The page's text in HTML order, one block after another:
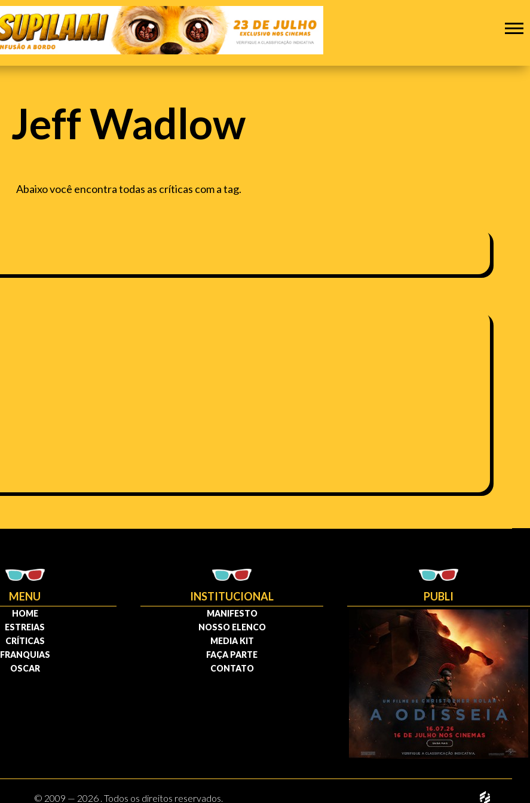
Jeff Wadlow
Abaixo você encontra todas as críticas com a tag.
MENU
HOME
ESTREIAS
CRÍTICAS
FRANQUIAS
OSCAR
INSTITUCIONAL
MANIFESTO
NOSSO ELENCO
MEDIA KIT
FAÇA PARTE
CONTATO
PUBLI
© 2009 — 2026 . Todos os direitos reservados.